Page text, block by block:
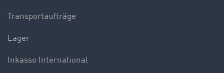
Transportaufträge
Lager
Inkasso International